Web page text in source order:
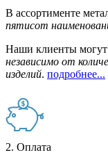
В ассортименте
пятисот
Наши клиенты могут
независимо от
изделий. подробнее...
2. Оплата